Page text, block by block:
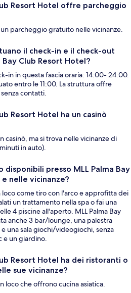
Resort Hotel offre parcheggio
parcheggio gratuito nelle vicinanze.
il check-in e il check-out
Bay Club Resort Hotel?
in in questa fascia oraria: 14:00- 24:00.
entro le 11:00. La struttura offre
contatti.
Resort Hotel ha un casinò
casinò, ma si trova nelle vicinanze di
in auto).
presso MLL Palma Bay
nelle vicinanze?
come tiro con l'arco e approfitta dei
un trattamento nella spa o fai una
4 piscine all'aperto. MLL Palma Bay
anche 3 bar/lounge, una palestra
una sala giochi/videogiochi, senza
e un giardino.
Resort Hotel ha dei ristoranti o
sue vicinanze?
loco che offrono cucina asiatica.